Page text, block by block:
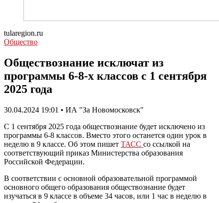
tularegion.ru
Общество
Обществознание исключат из
программы 6-8-х классов с 1 сентября
2025 года
30.04.2024 19:01 • ИА "За Новомосковск"
С 1 сентября 2025 года обществознание будет исключено из
программы 6-8 классов. Вместо этого останется один урок в
неделю в 9 классе. Об этом пишет ТАСС со ссылкой на
соответствующий приказ Министерства образования
Российской Федерации.
В соответствии с основной образовательной программой
основного общего образования обществознание будет
изучаться в 9 классе в объеме 34 часов, или 1 час в неделю в